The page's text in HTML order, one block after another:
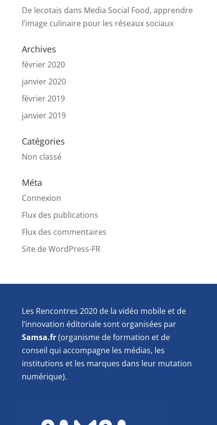
De lecotais dans Media Social Food, apprendre
l’image culinaire pour les réseaux sociaux
Archives
février 2020
janvier 2020
février 2019
janvier 2019
Catégories
Non classé
Méta
Connexion
Flux des publications
Flux des commentaires
Site de WordPress-FR
Les Rencontres 2020 de la vidéo mobile et de
l’innovation éditoriale sont organisées par
Samsa.fr(organisme de formation et de
conseil qui accompagne les médias, les
institutions et les marques dans leur mutation
numérique).